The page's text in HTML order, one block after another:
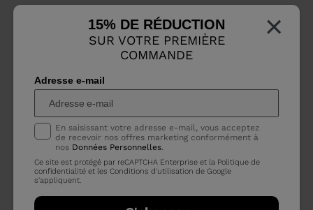
×
15% DE RÉDUCTION
SUR VOTRE PREMIÈRE
COMMANDE
Adresse e-mail
En saisissant votre adresse e-mail, vous acceptez
de recevoir nos offres marketing conformément à
nos Données Personnelles.
Ce site est protégé par reCAPTCHA Enterprise et la Politique de
confidentialité et lesConditions d'utilisation de Google
s'appliquent.